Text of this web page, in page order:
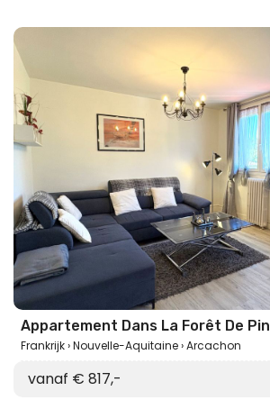
Appartement Dans La Forêt De Pin
Frankrijk Nouvelle-Aquitaine Arcachon
vanaf € 817,-